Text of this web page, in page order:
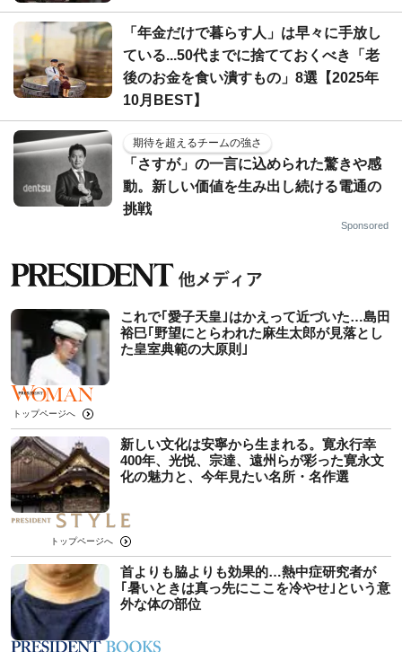
「年金だけで暮らす人」は早々に手放し
ている...50代までに捨てておくべき「老
後のお金を食い潰すもの」8選【2025年
10月BEST】
期待を超えるチームの強さ
「さすが」の一言に込められた驚きや感
動。新しい価値を生み出し続ける電通の
挑戦
Sponsored
これで｢愛子天皇｣はかえって近づいた…島田
裕巳｢野望にとらわれた麻生太郎が見落とし
た皇室典範の大原則｣
トップページへ
新しい文化は安寧から生まれる。寛永行幸
400年、光悦、宗達、遠州らが彩った寛永文
化の魅力と、今年見たい名所・名作選
トップページへ
首よりも脇よりも効果的…熱中症研究者が
｢暑いときは真っ先にここを冷やせ｣という意
外な体の部位